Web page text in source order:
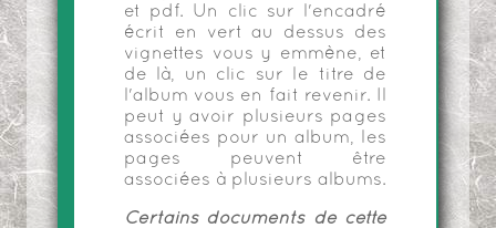
et pdf. Un clic sur l'encadré
écrit en vert au dessus des
vignettes vous y emmène, et
de là, un clic sur le titre de
l'album vous en fait revenir. Il
peut y avoir plusieurs pages
associées pour un album, les
pages peuvent être
associées à plusieurs albums.
Certains documents de cette